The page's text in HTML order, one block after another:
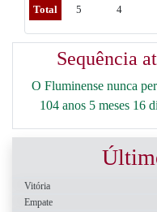
Total 5 4
Sequência
O Fluminense nunca
104 anos 5 meses 16
Vitória
Empate